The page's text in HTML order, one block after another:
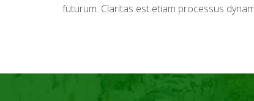
futurum. Claritas est etiam processus